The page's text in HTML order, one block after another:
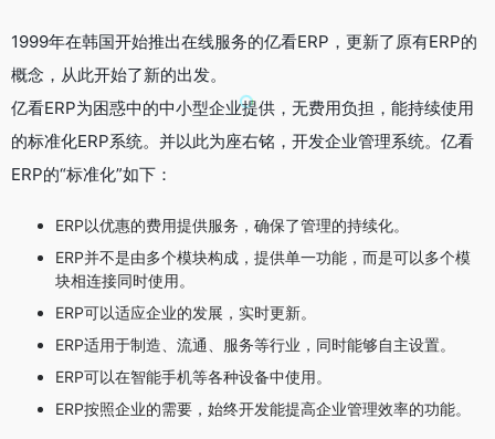
1999年在韩国开始推出在线服务的亿看ERP，更新了原有ERP的
概念，从此开始了新的出发。
亿看ERP为困惑中的中小型企业提供，无费用负担，能持续使用
的标准化ERP系统。并以此为座右铭，开发企业管理系统。亿看
ERP的“标准化”如下：
ERP以优惠的费用提供服务，确保了管理的持续化。
ERP并不是由多个模块构成，提供单一功能，而是可以多个模
块相连接同时使用。
ERP可以适应企业的发展，实时更新。
ERP适用于制造、流通、服务等行业，同时能够自主设置。
ERP可以在智能手机等各种设备中使用。
ERP按照企业的需要，始终开发能提高企业管理效率的功能。